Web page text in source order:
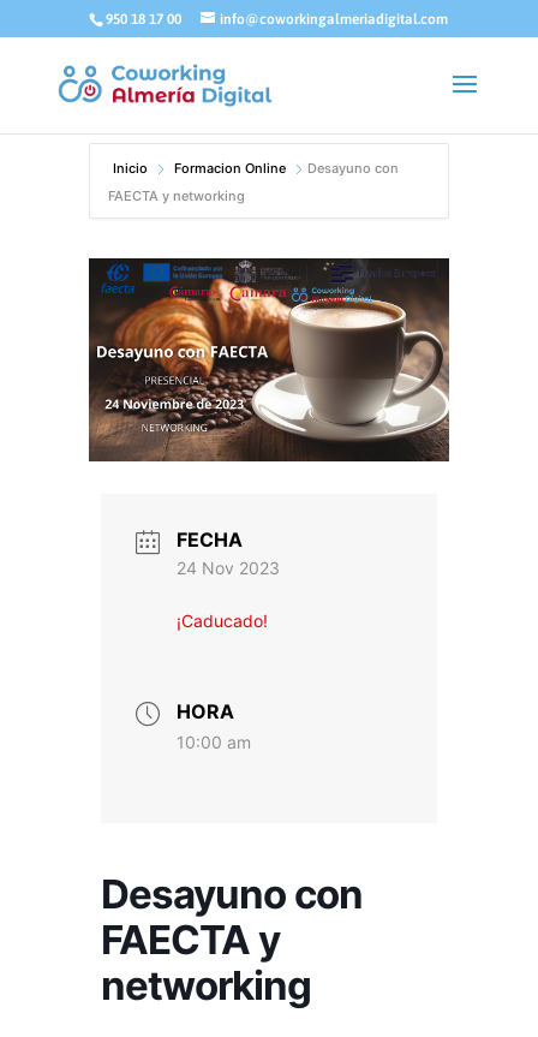
950 18 17 00 info@coworkingalmeriadigital.com
Inicio Formacion Online
Desayuno con
FAECTA y networking
FECHA
24 Nov 2023
¡Caducado!
HORA
10:00 am
Desayuno con
FAECTA y
networking